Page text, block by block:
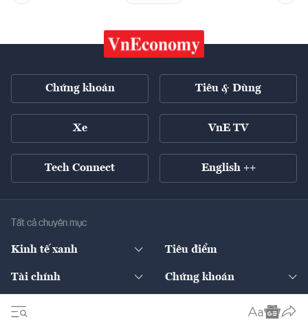
Chứng khoán Tiêu & Dùng
Xe VnE TV
Tech Connect English ++
Tất cả chuyên mục
Kinh tế xanh
Pháp lý
Thương hiệu xanh
Tiêu điểm
Tài chính
Ngân hàng
Thị trường vốn
Chứng khoán
Doanh nghiệp niêm yết
Kinh tế số